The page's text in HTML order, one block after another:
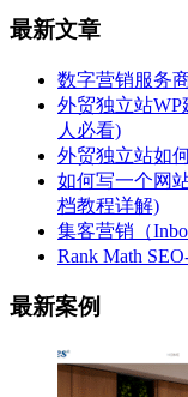
最新文章
数字营销服务
外贸独立站WP
人必看)
外贸独立站如
如何写一个网
档教程详解)
集客营销（
Rank Math
最新案例